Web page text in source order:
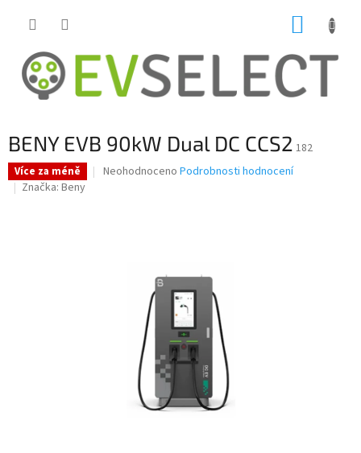
BENY EVB 90kW Dual DC CCS2 182
Více za méně
Průměrné
Neohodnoceno Podrobnosti hodnocení
Značka: Beny